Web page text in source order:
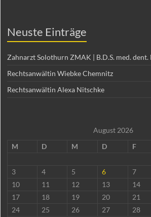
Neuste Einträge
Zahnarzt Solothurn ZMAK | B.D.S. med. dent.
Rechtsanwältin Wiebke Chemnitz
Rechtsanwältin Alexa Nitschke
August 2026
M
D M D F
3
4 5 6 7
10
11 12 13 14
17
18 19 20 21
24
25 26 27 28